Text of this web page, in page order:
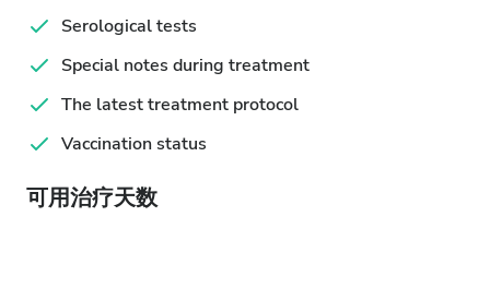
Serological tests
Special notes during treatment
The latest treatment protocol
Vaccination status
可用治疗天数